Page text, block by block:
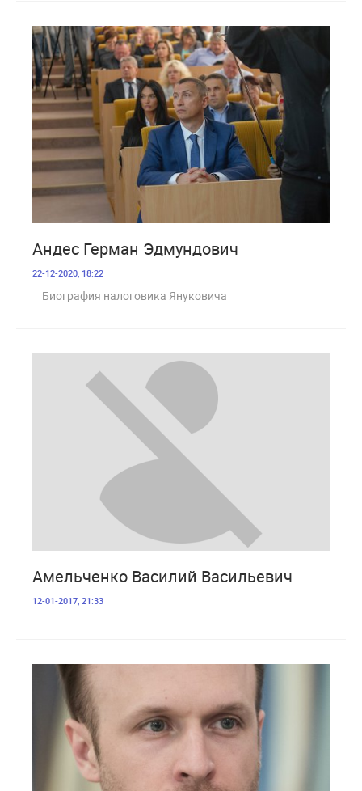
Андес Герман Эдмундович
22-12-2020, 18:22
Биография налоговика Януковича
Амельченко Василий Васильевич
12-01-2017, 21:33